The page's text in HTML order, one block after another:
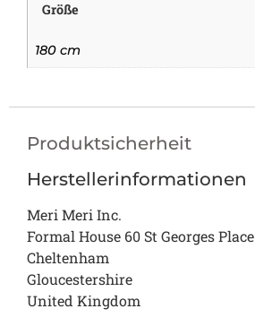
Größe
180 cm
Produktsicherheit
Herstellerinformationen
Meri Meri Inc.
Formal House 60 St Georges Place
Cheltenham
Gloucestershire
United Kingdom